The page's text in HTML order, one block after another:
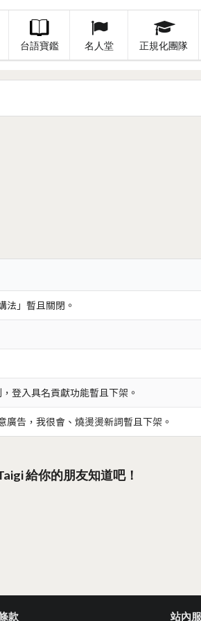
台語寶鑑 名人堂 正規化團隊
法」暫且關閉。
登入具名貢獻功能暫且下架。
告，我很會、燒燙燙新詞暫且下架。
給你的朋友知道吧！
款 站內